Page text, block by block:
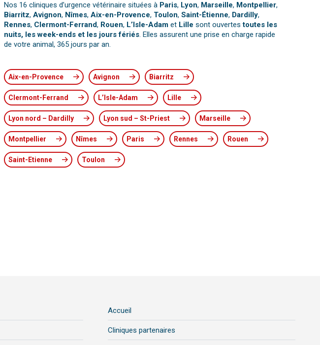
Nos 16 cliniques d’urgence vétérinaire situées à Paris, Lyon, Marseille, Montpellier,
Biarritz, Avignon, Nîmes, Aix-en-Provence, Toulon, Saint-Étienne, Dardilly,
Rennes, Clermont-Ferrand, Rouen, L’Isle-Adam et Lille sont ouvertestoutes les
nuits, les week-ends et les jours fériés. Elles assurent une prise en charge rapide
de votre animal, 365 jours par an.
Aix-en-Provence Avignon Biarritz
Clermont-Ferrand L’Isle-Adam Lille
Lyon nord – Dardilly Lyon sud – St-Priest Marseille
Montpellier Nîmes Paris Rennes Rouen
Saint-Etienne Toulon
Accueil
Cliniques partenaires